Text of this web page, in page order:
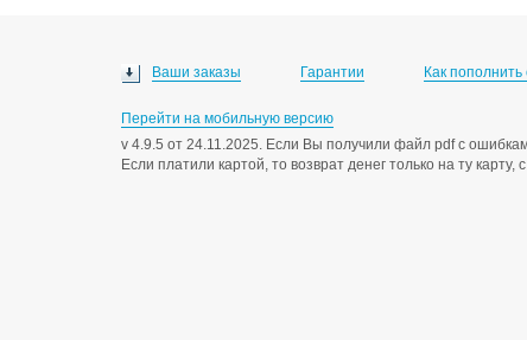
Ваши заказы Гарантии Как пополнить
Перейти на мобильную версию
v 4.9.5 от 24.11.2025. Если Вы получили файл pdf с
Если платили картой, то возврат денег только на ту